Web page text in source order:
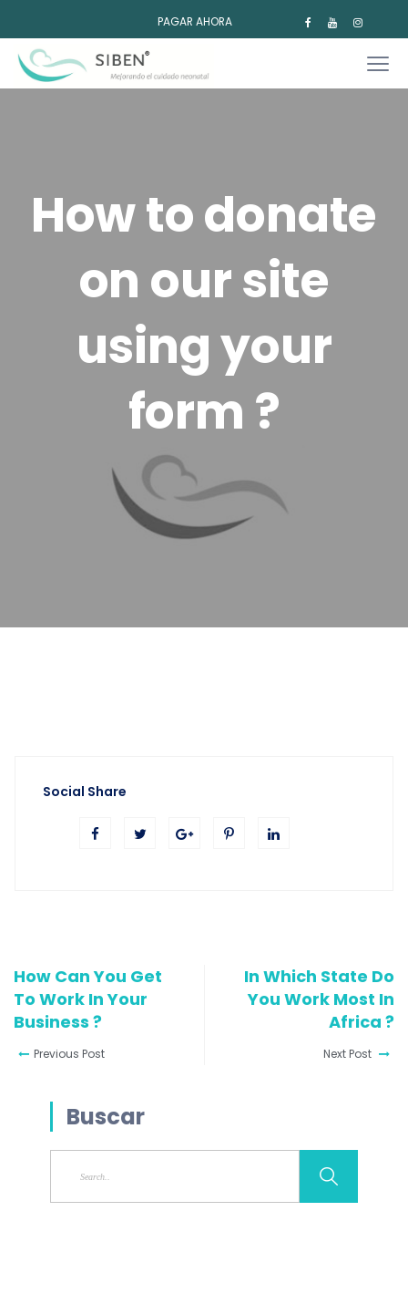
PAGAR AHORA
How to donate
on our site
using your
form ?
Social Share
How Can You Get
To Work In Your
Business ?
Previous Post
In Which State Do
You Work Most In
Africa ?
Next Post
Buscar